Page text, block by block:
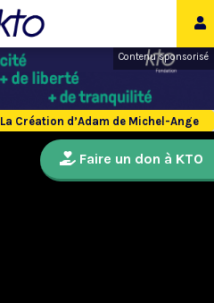
Contenu sponsorisé
La Création d’Adam de Michel-Ange
Faire un don à KTO